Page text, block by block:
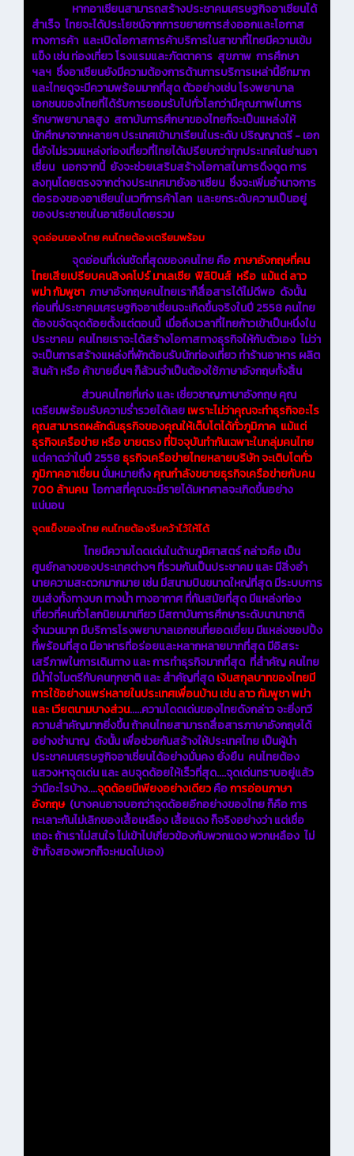
หากอาเซียนสามารถสร้างประชาคมเศรษฐกิจอาเซียนได้
สำเร็จ ไทยจะได้ประโยชน์จากการขยายการส่งออกและโอกาส
ทางการค้า และเปิดโอกาสการค้าบริการในสาขาที่ไทยมีความเข้ม
แข็ง เช่น ท่องเที่ยว โรงแรมและภัตตาคาร สุขภาพ การศึกษา
ฯลฯ ซึ่งอาเซียนยังมีความต้องการด้านการบริการเหล่านี้อีกมาก
และไทยดูจะมีความพร้อมมากที่สุด ตัวอย่างเช่น โรงพยาบาล
เอกชนของไทยที่ได้รับการยอมรับไปทั่วโลกว่ามีคุณภาพในการ
รักษาพยาบาลสูง สถาบันการศึกษาของไทยก็จะเป็นแหล่งให้
นักศึกษาจากหลายๆ ประเทศเข้ามาเรียนในระดับ ปริญญาตรี - เอก
นี่ยังไม่รวมแหล่งท่องเที่ยวที่ไทยได้เปรียบกว่าทุกประเทศในย่านอา
เซี่ยน นอกจากนี้ ยังจะช่วยเสริมสร้างโอกาสในการดึงดูด การ
ลงทุนโดยตรงจากต่างประเทศมายังอาเซียน ซึ่งจะเพิ่มอำนาจการ
ต่อรองของอาเซียนในเวทีการค้าโลก และยกระดับความเป็นอยู่
ของประชาชนในอาเซียนโดยรวม
จุดอ่อนของไทย คนไทยต้องเตรียมพร้อม
จุดอ่อนที่เด่นชัดที่สุดของคนไทย คือภาษาอังกฤษที่คน
ไทยเสียเปรียบคนสิงคโปร์ มาเลเซีย ฟิลิปินส์ หรือ แม้แต่ ลาว
พม่า กัมพูชาภาษาอังกฤษคนไทยเราก็สื่อสารได้ไม่ดีพอ ดังนั้น
ก่อนที่ประชาคมเศรษฐกิจอาเซี่ยนจะเกิดขึ้นจริงในปี 2558 คนไทย
ต้องขจัดจุดด้อยตั้งแต่ตอนนี้ เมื่อถึงเวลาที่ไทยก้าวเข้าเป็นหนึ่งใน
ประชาคม คนไทยเราจะได้สร้างโอกาสทางธุรกิจให้กับตัวเอง ไม่ว่า
จะเป็นการสร้างแหล่งที่พักต้อนรับนักท่องเที่ยว ทำร้านอาหาร ผลิต
สินค้า หรือ ค้าขายอื่นๆ ก็ล้วนจำเป็นต้องใช้ภาษาอังกฤษทั้งสิ้น
ส่วนคนไทยที่เก่ง และ เชี่ยวชาญภาษาอังกฤษ คุณ
เตรียมพร้อมรับความร่ำรวยได้เลยเพราะไม่ว่าคุณจะทำธุรกิจอะไร
คุณสามารถผลักดันธุรกิจของคุณให้เต็บโตได้ทั่วภูมิภาค แม้แต่
ธุรกิจเครือข่าย หรือ ขายตรง ที่ปัจจุบันทำกันเฉพาะในกลุ่มคนไทย
แต่คาดว่าในปี 2558ธุรกิจเครือข่ายไทยหลายบริษัท จะเติบโตทั่ว
ภูมิภาคอาเซี่ยนนั่นหมายถึงคุณกำลังขยายธุรกิจเครือข่ายกับคน
700 ล้านคนโอกาสที่คุณจะมีรายได้มหาศาลจะเกิดขึ้นอย่าง
แน่นอน
จุดแข็งของไทย คนไทยต้องรีบคว้าไว้ให้ได้
ไทยมีความโดดเด่นในด้านภูมิศาสตร์ กล่าวคือ เป็น
ศูนย์กลางของประเทศต่างๆ ที่รวมกันเป็นประชาคม และ มีสิ่งอำ
นายความสะดวกมากมาย เช่น มีสนามบินขนาดใหญ่ที่สุด มีระบบการ
ขนส่งทั้งทางบก ทางน้ำ ทางอากาศ ที่ทันสมัยที่สุด มีแหล่งท่อง
เที่ยวที่คนทั่วโลกนิยมมาเทียว มีสถาบันการศึกษาระดับนานาชาติ
จำนวนมาก มีบริการโรงพยาบาลเอกชนที่ยอดเยี่ยม มีแหล่งชอปปิ้ง
ที่พร้อมที่สุด มีอาหารที่อร่อยและหลากหลายมากที่สุด มีอิสระ
เสรีภาพในการเดินทาง และ การทำธุรกิจมากที่สุด ที่สำคัญ คนไทย
มีน้ำใจไมตรีกับคนทุกชาติ และ สำคัญที่สุดเงินสกุลบาทของไทยมี
การใช้อย่างแพร่หลายในประเทศเพื่อนบ้าน เช่น ลาว กัมพูชา พม่า
และ เวียตนามบางส่วน.....ความโดดเด่นของไทยดังกล่าว จะยิ่งทวี
ความสำคัญมากยิ่งขึ้น ถ้าคนไทยสามารถสื่อสารภาษาอังกฤษได้
อย่างชำนาญ ดังนั้น เพื่อช่วยกันสร้างให้ประเทศไทย เป็นผู้นำ
ประชาคมเศรษฐกิจอาเซี่ยนได้อย่างมั่นคง ยั่งยืน คนไทยต้อง
แสวงหาจุดเด่น และ ลบจุดด้อยให้เร็วที่สุด....จุดเด่นทราบอยู่แล้ว
ว่ามีอะไรบ้าง....จุดด้อยมีเพียงอย่างเดียวคือการอ่อนภาษา
อังกฤษ (บางคนอาจบอกว่าจุดด้อยอีกอย่างของไทย ก็คือ การ
ทะเลาะกันไม่เลิกของเสื้อเหลือง เสื้อแดง ก็จริงอย่างว่า แต่เชื่อ
เถอะ ถ้าเราไม่สนใจ ไม่เข้าไปเกี่ยวข้องกับพวกแดง พวกเหลือง ไม่
ช้าทั้งสองพวกก็จะหมดไปเอง)